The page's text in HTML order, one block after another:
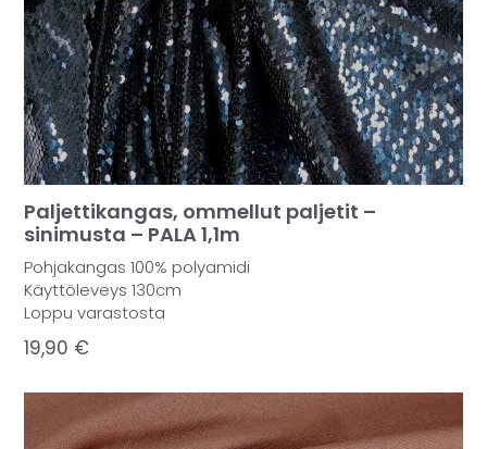
Paljettikangas, ommellut paljetit –
sinimusta – PALA 1,1m
Pohjakangas 100% polyamidi
Käyttöleveys 130cm
Loppu varastosta
19,90 €